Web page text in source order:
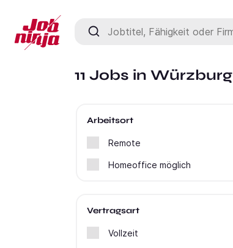
Jobtitel, Fähigkeit oder Firma
11 Jobs in Würzburg
Arbeitsort
Remote
Homeoffice möglich
Vertragsart
Vollzeit